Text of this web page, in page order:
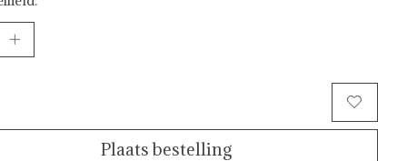
Plaats bestelling